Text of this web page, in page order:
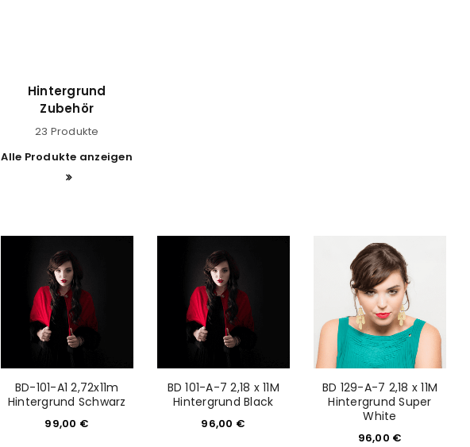
Hintergrund
Zubehör
23 Produkte
Alle Produkte anzeigen
BD-101-A1 2,72x11m
Hintergrund Schwarz
99,00 €
BD 101-A-7 2,18 x 11M
Hintergrund Black
96,00 €
BD 129-A-7 2,18 x 11M
Hintergrund Super
White
96,00 €